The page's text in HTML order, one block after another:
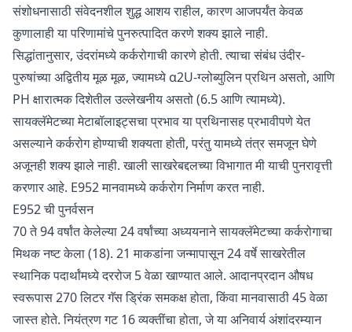
संशोधनासाठी संवेदनशील शुद्ध आशय राहील, कारण आजपर्यंत केवळ
कुणालाही या परिणामांचे पुनरुत्पादित करणे शक्य झाले नाही.
सिद्धांतानुसार, उंदरांमध्ये कर्करोगाची कारणे होती. त्याचा संबंध उंदीर-
पुरुषांच्या अद्वितीय मूळ मूळ, ज्यामध्ये α2U-ग्लोब्युलिन प्रथिन असतो, आणि
PH क्षारात्मक दिशेतील उल्लेखनीय असतो (6.5 आणि त्यामध्ये).
सायक्लॅमेटच्या मेटाबॉलाइट्सचा प्रभाव या प्रथिनासह प्रभावीपणे येत
असल्याने कर्करोग होण्याची शक्यता होती, परंतु यामध्ये तंत्र समजून घेणे
अजूनही शक्य झाले नाही. खाली साखरेबद्दलच्या विभागात मी याची पुनरावृत्ती
करणार आहे. E952 मानवामध्ये कर्करोग निर्माण करत नाही.
E952 ची पुनर्वसन
70 ते 94 वर्षांत केलेल्या 24 वर्षांच्या अध्ययनाने सायक्लॅमेटच्या कर्करोगाचा
मिथक नष्ट केला (18). 21 माकडांना जन्मापासून 24 वर्षे साखरेतील
स्थानिक पदार्थांमध्ये दररोज 5 वेळा खाण्यात आले. आदानप्रदान औषध
स्वरूपास 270 लिटर गॅस ड्रिंक समकक्ष होता, किंवा मानवासाठी 45 वेळा
जास्त होते. नियंत्रण गट 16 व्यक्तींचा होता, जे या अनिवार्य अंशांदरम्यान